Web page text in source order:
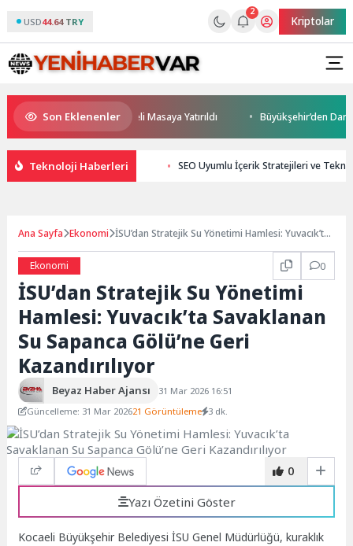
USD44.64 TRY
2
Kriptolar
Son Eklenenler
ve Yatırım Potansiyeli Masaya Yatırıldı Büyükşehir’den
Teknoloji Haberleri SEO Uyumlu İçerik Stratejileri ve
Ana Sayfa Ekonomi İSU’dan Stratejik Su Yönetimi Hamlesi: Yuvacık’ta
Ekonomi 0
İSU’dan Stratejik Su Yönetimi
Hamlesi: Yuvacık’ta Savaklanan
Su Sapanca Gölü’ne Geri
Kazandırılıyor
Beyaz Haber Ajansı
31 Mar 2026 16:51
Güncelleme: 31 Mar 202621 Görüntüleme 3 dk.
0
Yazı Özetini Göster
Kocaeli Büyükşehir Belediyesi İSU Genel Müdürlüğü, kuraklık